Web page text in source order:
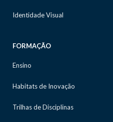
Identidade Visual
FORMAÇÃO
Ensino
Habitats de Inovação
Trilhas de Disciplinas